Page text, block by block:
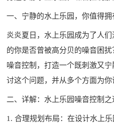
一、宁静的水上乐园，你值得拥
炎炎夏日，水上乐园成为了人
的你是否曾被高分贝的噪音困扰
噪音控制，打造一个既刺激又
讨这个问题，并从多个方面为你
二、详解：水上乐园噪音控制之
1. 合理规划布局：在设计水上